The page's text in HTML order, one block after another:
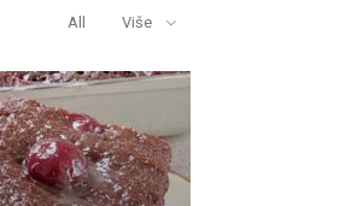
All Više